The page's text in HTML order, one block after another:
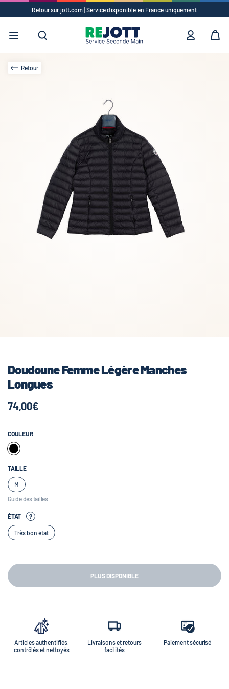
Retour sur jott.com | Service disponible en France uniquement
Retour
Doudoune Femme Légère Manches
Longues
74,00€
COULEUR
TAILLE
M
Guide des tailles
ÉTAT ?
Très bon état
PLUS DISPONIBLE
Articles authentifiés,
contrôlés et nettoyés
Livraisons et retours
facilités
Paiement sécurisé
Vêtements